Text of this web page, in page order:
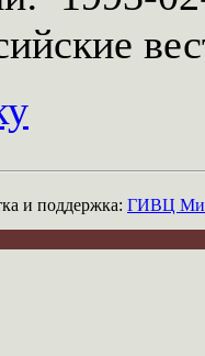
и поддержка: ГИВЦ